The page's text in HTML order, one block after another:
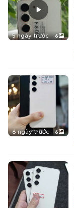
5 ngày trước 6
6 ngày trước 6